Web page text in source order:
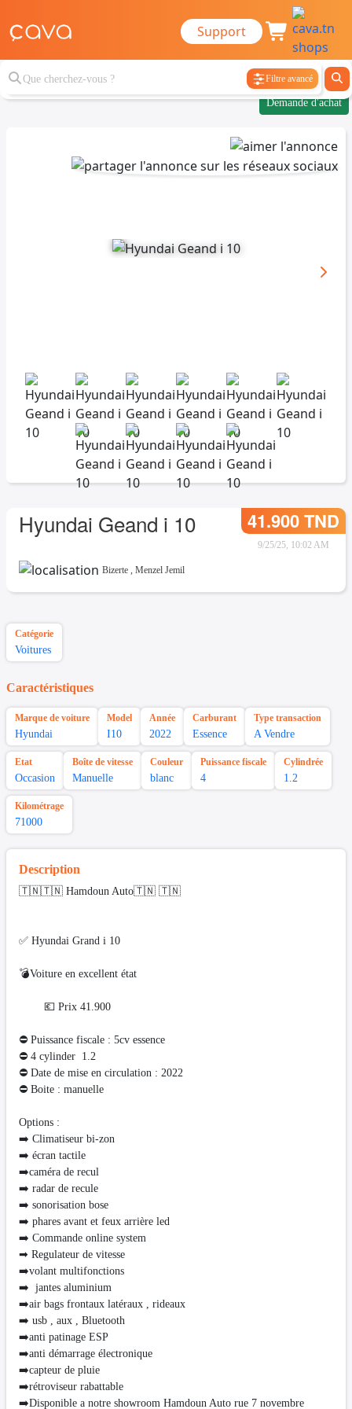
Support
Filtre avancé
Demande d'achat
Hyundai Geand i 10 41.900 TND
9/25/25, 10:02 AM
Bizerte , Menzel Jemil
Catégorie
Voitures
Caractéristiques
Marque de voiture
Hyundai
Model
I10
Année
2022
Carburant
Essence
Type transaction
A Vendre
Etat
Occasion
Boîte de vitesse
Manuelle
Couleur
blanc
Puissance fiscale
4
Cylindrée
1.2
Kilométrage
71000
Description
🇹🇳🇹🇳 Hamdoun Auto🇹🇳 🇹🇳
✅ Hyundai Grand i 10
💣Voiture en excellent état
💶 Prix 41.900
⛔ Puissance fiscale : 5cv essence
⛔️ 4 cylinder 1.2
⛔ Date de mise en circulation : 2022
⛔ Boite : manuelle
Options :
➡️ Climatiseur bi-zon
➡️ écran tactile
➡️caméra de recul
➡️ radar de recule
➡️ sonorisation bose
➡️ phares avant et feux arrière led
➡️ Commande online system
➡ Regulateur de vitesse
➡️volant multifonctions
➡️ jantes aluminium
➡️air bags frontaux latéraux , rideaux
➡️ usb , aux , Bluetooth
➡️anti patinage ESP
➡️anti démarrage électronique
➡️capteur de pluie
➡️rétroviseur rabattable
➡️Disponible a notre showroom Hamdoun Auto rue 7 novembre